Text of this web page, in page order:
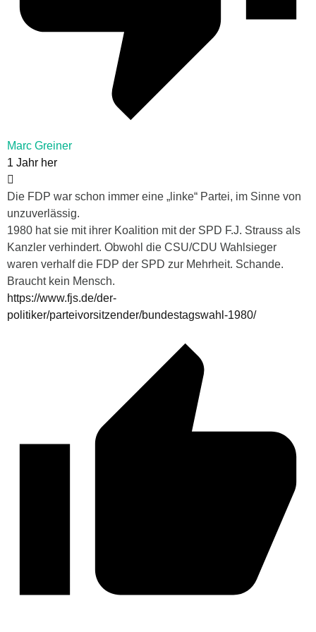
Marc Greiner
1 Jahr her
Die FDP war schon immer eine „linke“ Partei, im Sinne von
unzuverlässig.
1980 hat sie mit ihrer Koalition mit der SPD F.J. Strauss als
Kanzler verhindert. Obwohl die CSU/CDU Wahlsieger
waren verhalf die FDP der SPD zur Mehrheit. Schande.
Braucht kein Mensch.
https://www.fjs.de/der-
politiker/parteivorsitzender/bundestagswahl-1980/